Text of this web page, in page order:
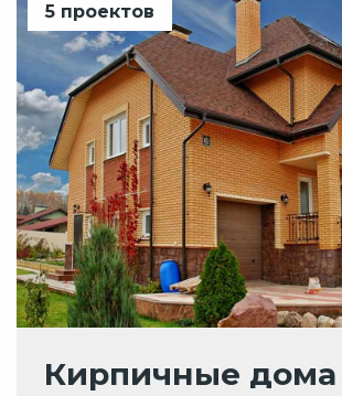
Кирпичные дома
5 проектов